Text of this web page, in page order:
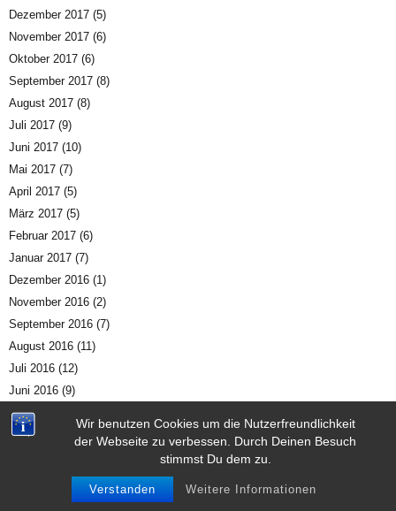
Wir benutzen Cookies um die Nutzerfreundlichkeit
der Webseite zu verbessen. Durch Deinen Besuch
stimmst Du dem zu.
Verstanden Weitere Informationen
Dezember 2017 (5)
November 2017 (6)
Oktober 2017 (6)
September 2017 (8)
August 2017 (8)
Juli 2017 (9)
Juni 2017 (10)
Mai 2017 (7)
April 2017 (5)
März 2017 (5)
Februar 2017 (6)
Januar 2017 (7)
Dezember 2016 (1)
November 2016 (2)
September 2016 (7)
August 2016 (11)
Juli 2016 (12)
Juni 2016 (9)
Mai 2016
April 2016
Februar 2016(4)
(4)